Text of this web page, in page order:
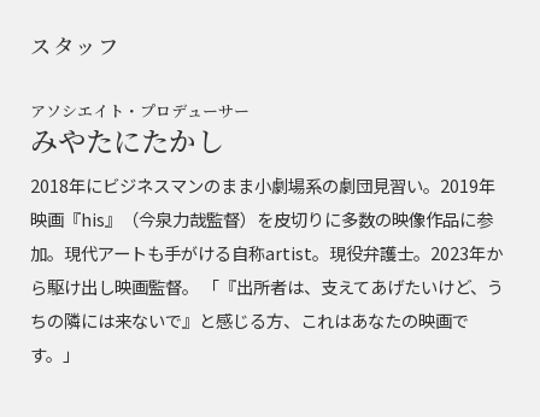
スタッフ
アソシエイト・プロデューサー
みやたにたかし
2018年にビジネスマンのまま小劇場系の劇団見習い。2019年
映画『his』（今泉力哉監督）を皮切りに多数の映像作品に参
加。現代アートも手がける自称artist。現役弁護士。2023年か
ら駆け出し映画監督。 「『出所者は、支えてあげたいけど、う
ちの隣には来ないで』と感じる方、これはあなたの映画で
す。」